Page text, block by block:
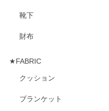
靴下
財布
★FABRIC
クッション
ブランケット